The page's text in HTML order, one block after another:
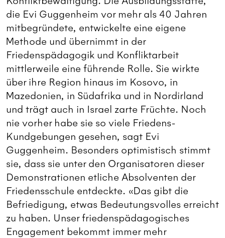
die Evi Guggenheim vor mehr als 40 Jahren
mitbegründete, entwickelte eine eigene
Methode und übernimmt in der
Friedenspädagogik und Konfliktarbeit
mittlerweile eine führende Rolle. Sie wirkte
über ihre Region hinaus im Kosovo, in
Mazedonien, in Südafrika und in Nordirland
und trägt auch in Israel zarte Früchte. Noch
nie vorher habe sie so viele Friedens-
Kundgebungen gesehen, sagt Evi
Guggenheim. Besonders optimistisch stimmt
sie, dass sie unter den Organisatoren dieser
Demonstrationen etliche Absolventen der
Friedensschule entdeckte. «Das gibt die
Befriedigung, etwas Bedeutungsvolles erreicht
zu haben. Unser friedenspädagogisches
Engagement bekommt immer mehr